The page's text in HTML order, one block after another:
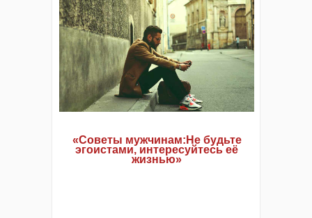
«Советы мужчинам:Не будьте
эгоистами, интересуйтесь её
жизнью»